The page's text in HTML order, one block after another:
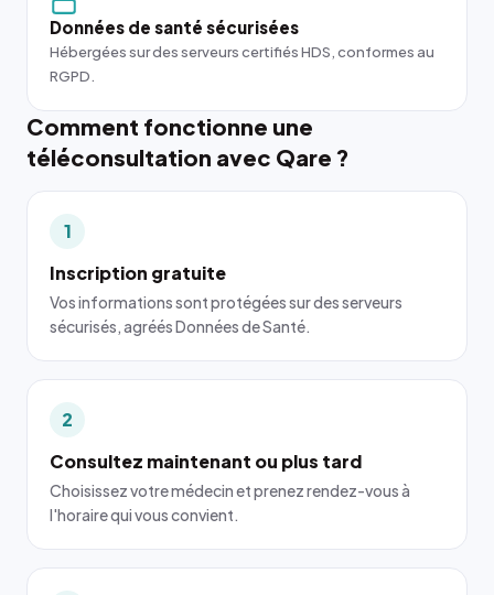
Données de santé sécurisées
Hébergées sur des serveurs certifiés HDS, conformes au
RGPD.
Comment fonctionne une
téléconsultation avec Qare ?
1
Inscription gratuite
Vos informations sont protégées sur des serveurs
sécurisés, agréés Données de Santé.
2
Consultez maintenant ou plus tard
Choisissez votre médecin et prenez rendez-vous à
l'horaire qui vous convient.